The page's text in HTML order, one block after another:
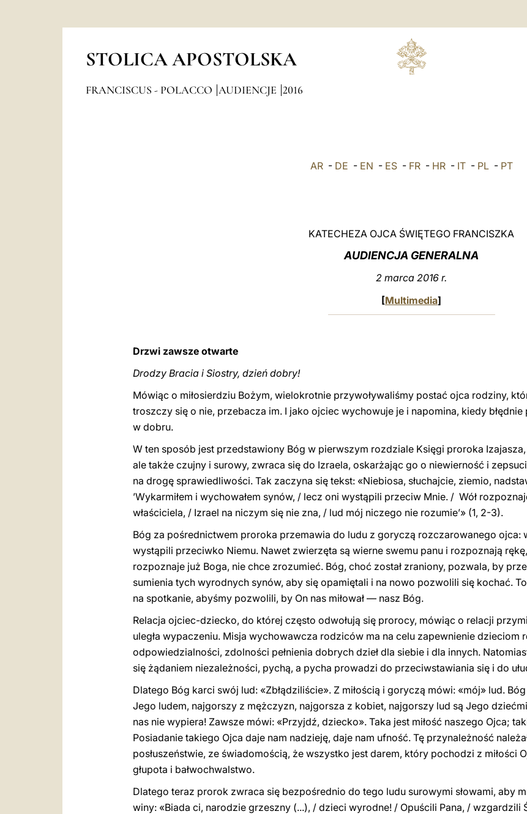
STOLICA APOSTOLSKA
FRANCISCUS - POLACCO AUDIENCJE 2016
AR- DE - EN - ES- FR- HR- IT- PL- PT
KATECHEZA OJCA ŚWIĘTEGO FRANCISZKA
AUDIENCJA GENERALNA
2 marca 2016 r.
[Multimedia]
Drzwi zawsze otwarte
Drodzy Bracia i Siostry, dzień dobry!
Mówiąc o miłosierdziu Bożym, wielokrotnie przywoływaliśmy postać ojca rodziny,
troszczy się o nie, przebacza im. I jako ojciec wychowuje je i napomina, kiedy
w dobru.
W ten sposób jest przedstawiony Bóg w pierwszym rozdziale Księgi proroka
ale także czujny i surowy, zwraca się do Izraela, oskarżając go o niewierność i
na drogę sprawiedliwości. Tak zaczyna się tekst: «Niebiosa, słuchajcie, ziemio,
’Wykarmiłem i wychowałem synów, / lecz oni wystąpili przeciw Mnie. / Wół
właściciela, / Izrael na niczym się nie zna, / lud mój niczego nie rozumie’» (1, 2-3).
Bóg za pośrednictwem proroka przemawia do ludu z goryczą rozczarowanego ojca:
wystąpili przeciwko Niemu. Nawet zwierzęta są wierne swemu panu i rozpoznają
rozpoznaje już Boga, nie chce zrozumieć. Bóg, choć został zraniony, pozwala, by
sumienia tych wyrodnych synów, aby się opamiętali i na nowo pozwolili się kochać.
na spotkanie, abyśmy pozwolili, by On nas miłował — nasz Bóg.
Relacja ojciec-dziecko, do której często odwołują się prorocy, mówiąc o relacji
uległa wypaczeniu. Misja wychowawcza rodziców ma na celu zapewnienie dzieciom
odpowiedzialności, zdolności pełnienia dobrych dzieł dla siebie i dla innych.
się żądaniem niezależności, pychą, a pycha prowadzi do przeciwstawiania się i do
Dlatego Bóg karci swój lud: «Zbłądziliście». Z miłością i goryczą mówi: «mój» lud.
Jego ludem, najgorszy z mężczyzn, najgorsza z kobiet, najgorszy lud są Jego
nas nie wypiera! Zawsze mówi: «Przyjdź, dziecko». Taka jest miłość naszego Ojca;
Posiadanie takiego Ojca daje nam nadzieję, daje nam ufność. Tę przynależność
posłuszeństwie, ze świadomością, że wszystko jest darem, który pochodzi z miłości
głupota i bałwochwalstwo.
Dlatego teraz prorok zwraca się bezpośrednio do tego ludu surowymi słowami, aby
winy: «Biada ci, narodzie grzeszny (...), / dzieci wyrodne! / Opuścili Pana, / wzgardzili